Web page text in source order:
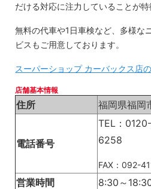
だける対応に注力していることが特
無料の代車や1日車検など、多様な
ビスもご用意しております。
スーパーショップ カーバックス店
店舗基本情報
住所 福岡県福岡
電話番号
TEL：
6258
FAX：092-
営業時間 8:30～